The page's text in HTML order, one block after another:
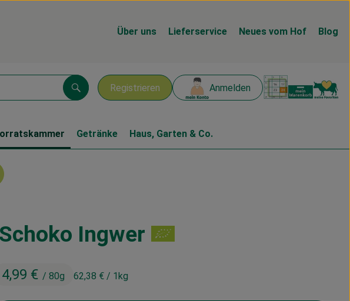
Über uns Lieferservice Neues vom Hof Blog
Registrieren Anmelden
Suchen
Getränke Haus, Garten & Co.
Schoko Ingwer
4,99 € / 80g 62,38 € / 1kg
zu Favouriten hinzufügen